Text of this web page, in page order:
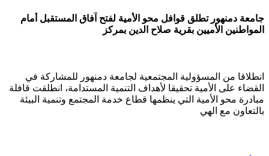
جامعة دمنهور تطلق قوافل محو الأمية لفتح آفاق المستقبل أمام
المواطنين الأميين بقرية صلاح الدين بمركز
انطلاقا من المسؤولية المجتمعية لجامعة دمنهور للمشاركة في
القضاء على الأمية تحقيقا لأهداف التنمية المستدامة، انطلقت قافلة
مبادرة محو الأمية التي ينظمها قطاع خدمة المجتمع وتنمية البيئة
بالتعاون مع الهي